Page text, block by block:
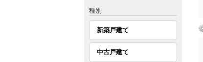
種別
新築戸建て
中古戸建て